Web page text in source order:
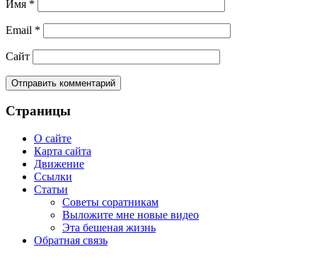
Имя *
Email *
Сайт
Страницы
О сайте
Карта сайта
Движение
Ссылки
Статьи
Советы соратникам
Выложите мне новые видео
Эта бешеная жизнь
Обратная связь